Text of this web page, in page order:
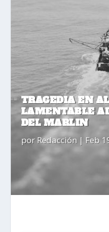
TRAGEDIA EN
LAMENTABLE
DEL MARLIN
porRedacción| Feb